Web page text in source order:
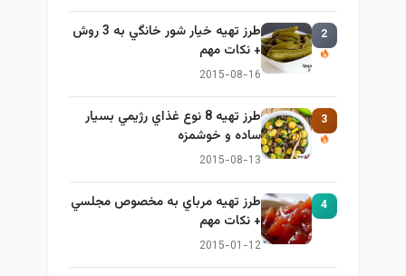
2
طرز تهيه خیار شور خانگي به 3 روش
+ نكات مهم
2015-08-16
3
طرز تهيه 8 نوع غذاي رژيمي بسيار
ساده و خوشمزه
2015-08-13
4
طرز تهيه مرباي به مخصوص مجلسي
+ نكات مهم
2015-01-12